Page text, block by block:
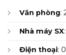
Văn phòng:
Nhà máy SX
Điện thoại: